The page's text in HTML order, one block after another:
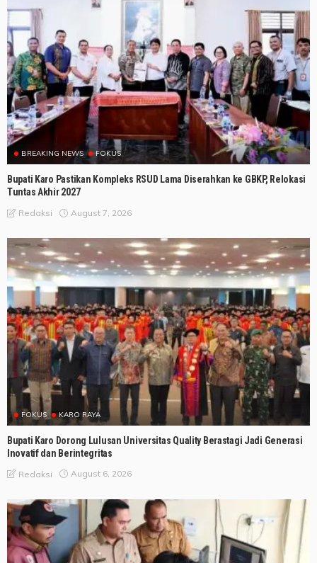
BREAKING NEWS FOKUS
Bupati Karo Pastikan Kompleks RSUD Lama Diserahkan ke GBKP, Relokasi
Tuntas Akhir 2027
Redaksi August 7, 2026
FOKUS KARO RAYA
Bupati Karo Dorong Lulusan Universitas Quality Berastagi Jadi Generasi
Inovatif dan Berintegritas
Redaksi August 6, 2026